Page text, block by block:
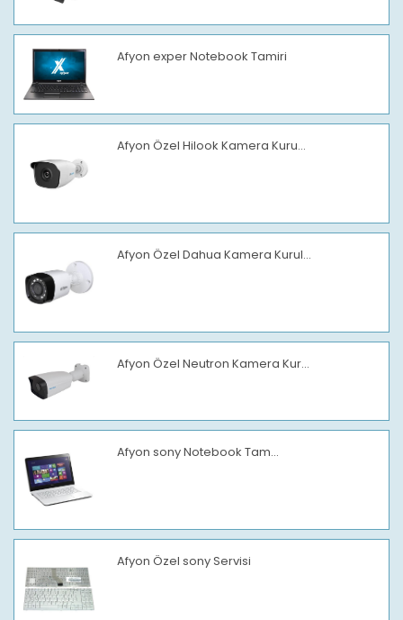
Afyon exper Notebook Tamiri
Afyon Özel Hilook Kamera Kuru...
Afyon Özel Dahua Kamera Kurul...
Afyon Özel Neutron Kamera Kur...
Afyon sony Notebook Tam...
Afyon Özel sony Servisi